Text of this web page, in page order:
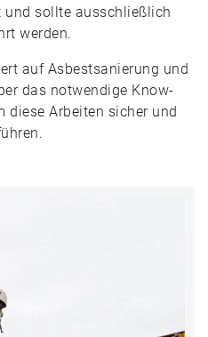
und sollte ausschließlich
werden.
auf Asbestsanierung und
das notwendige Know-
diese Arbeiten sicher und